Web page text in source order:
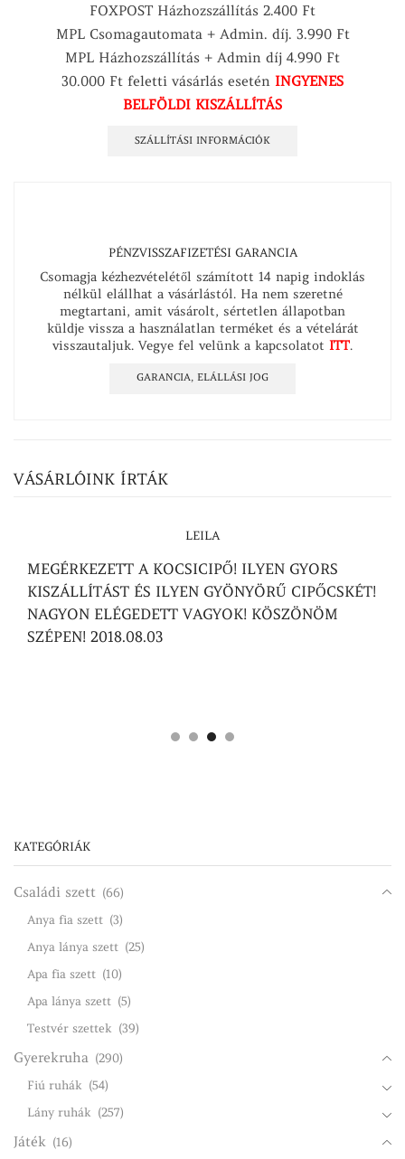
FOXPOST Házhozszállítás 2.400 Ft
MPL Csomagautomata + Admin. díj. 3.990 Ft
MPL Házhozszállítás + Admin díj 4.990 Ft
30.000 Ft feletti vásárlás esetén INGYENES
BELFÖLDI KISZÁLLÍTÁS
SZÁLLÍTÁSI INFORMÁCIÓK
PÉNZVISSZAFIZETÉSI GARANCIA
Csomagja kézhezvételétől számított 14 napig indoklás
nélkül elállhat a vásárlástól. Ha nem szeretné
megtartani, amit vásárolt, sértetlen állapotban
küldje vissza a használatlan terméket és a vételárát
visszautaljuk. Vegye fel velünk a kapcsolatot ITT.
GARANCIA, ELÁLLÁSI JOG
VÁSÁRLÓINK ÍRTÁK
LEILA
MEGÉRKEZETT A KOCSICIPŐ! ILYEN GYORS
KISZÁLLÍTÁST ÉS ILYEN GYÖNYÖRŰ CIPŐCSKÉT!
NAGYON ELÉGEDETT VAGYOK! KÖSZÖNÖM
SZÉPEN! 2018.08.03
KATEGÓRIÁK
Családi szett (66)
Anya fia szett (3)
Anya lánya szett (25)
Apa fia szett (10)
Apa lánya szett (5)
Testvér szettek (39)
Gyerekruha (290)
Fiú ruhák (54)
Lány ruhák (257)
Játék (16)